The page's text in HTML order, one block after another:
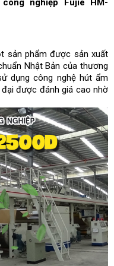
nghiệp Fujie HM-
sản phẩm được sản xuất
Nhật Bản của thương
dụng công nghệ hút ẩm
được đánh giá cao nhờ